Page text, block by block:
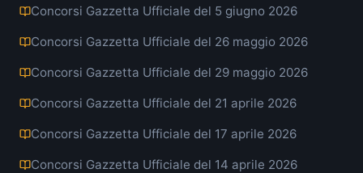
Concorsi Gazzetta Ufficiale del 5 giugno 2026
Concorsi Gazzetta Ufficiale del 26 maggio 2026
Concorsi Gazzetta Ufficiale del 29 maggio 2026
Concorsi Gazzetta Ufficiale del 21 aprile 2026
Concorsi Gazzetta Ufficiale del 17 aprile 2026
Concorsi Gazzetta Ufficiale del 14 aprile 2026